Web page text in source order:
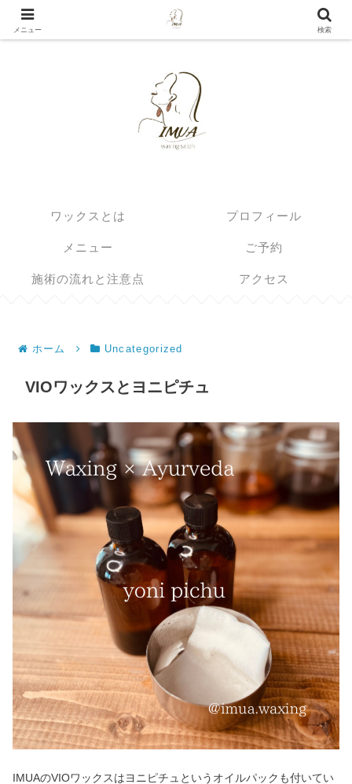
埼玉県北部の眉毛とブラジリアンワックスのサロン
ワックスとは プロフィール
メニュー ご予約
施術の流れと注意点 アクセス
ホーム Uncategorized
VIOワックスとヨニピチュ
IMUAのVIOワックスはヨニピチュというオイルパックも付いてい
メニュー 検索